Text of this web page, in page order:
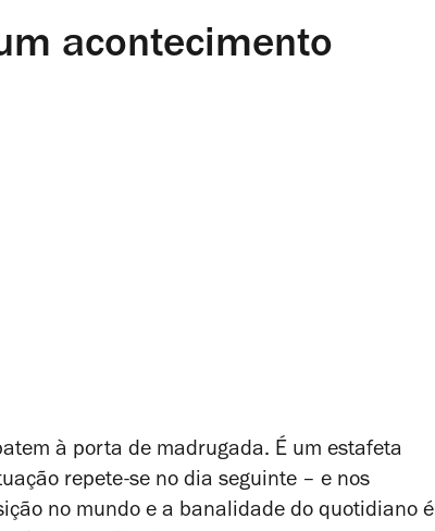
acontecimento
à porta de madrugada. É um estafeta
repete-se no dia seguinte – e nos
no mundo e a banalidade do quotidiano é